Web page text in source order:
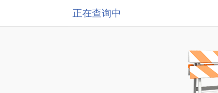
正在查询中